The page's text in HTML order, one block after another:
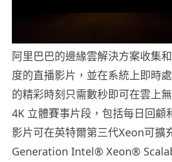
阿里巴巴的邊緣雲解決方案收集
度的直播影片，並在系統上即時
的精彩時刻只需數秒即可在雲上
4K 立體賽事片段，包括每日回顧
影片可在英特爾第三代Xeon可擴
Generation Intel® Xeon®